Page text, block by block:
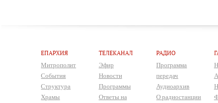
ЕПАРХИЯ
Митрополит
События
Структура
Храмы
ТЕЛЕКАНАЛ
Эфир
Новости
Программы
Ответы на
РАДИО
Программа
передач
Аудиоархив
О радиостанции